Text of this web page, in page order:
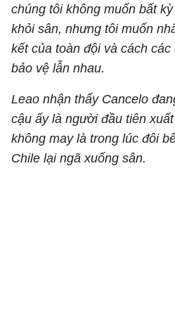
chúng tôi không muốn bất
khỏi sân, nhưng tôi muốn
kết của toàn đội và cách
bảo vệ lẫn nhau.
Leao nhận thấy Cancelo
cậu ấy là người đầu tiên
không may là trong lúc đôi
Chile lại ngã xuống sân.